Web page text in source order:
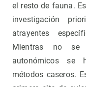
el resto de fauna.
investigación
atrayentes
Mientras no se
autonómicos se
métodos caseros.